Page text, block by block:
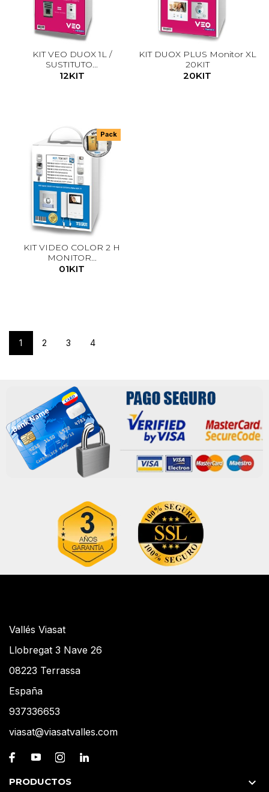
KIT VEO DUOX 1L /
SUSTITUTO...
12KIT
KIT DUOX PLUS Monitor XL
20KIT
20KIT
KIT VIDEO COLOR 2 H
MONITOR...
01KIT
Pack
1 2 3 4
Vallés Viasat
Llobregat 3 Nave 26
08223 Terrassa
España
937336653
viasat@viasatvalles.com
PRODUCTOS 